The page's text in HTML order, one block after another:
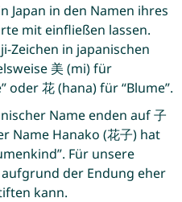
Japan in den Namen ihres
mit einfließen lassen.
Zeichen in japanischen
美 (mi) für
oder 花 (hana) für “Blume”.
Name enden auf 子
Name Hanako (花子) hat
Für unsere
der Endung eher
kann.